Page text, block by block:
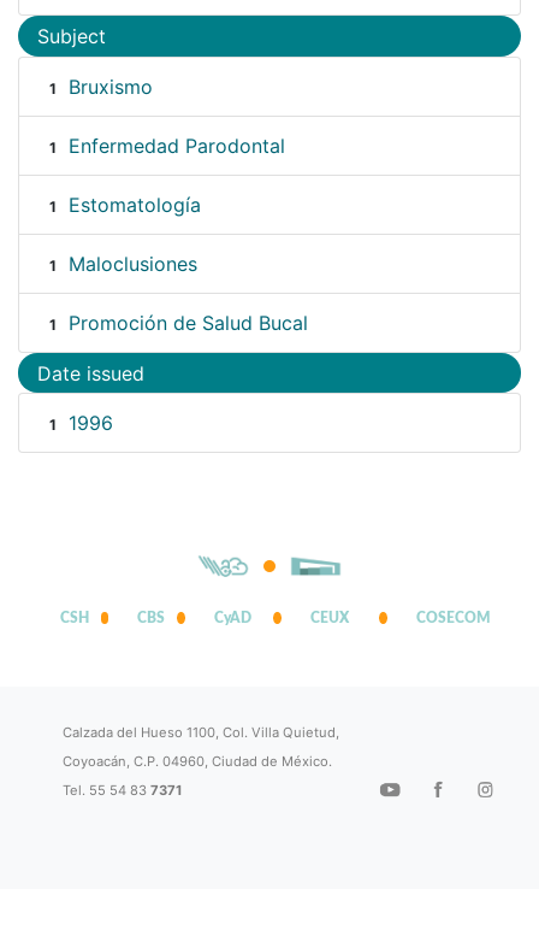
Subject
1 Bruxismo
1 Enfermedad Parodontal
1 Estomatología
1 Maloclusiones
1 Promoción de Salud Bucal
Date issued
1 1996
CSH CBS CyAD CEUX COSECOM
Calzada del Hueso 1100, Col. Villa Quietud,
Coyoacán, C.P. 04960, Ciudad de México.
Tel. 55 54 837371